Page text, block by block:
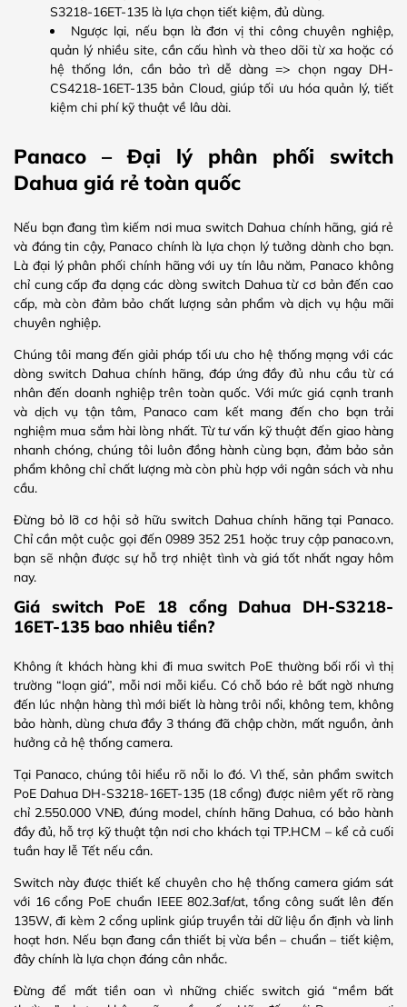
S3218-16ET-135 là lựa chọn tiết kiệm, đủ dùng.
Ngược lại, nếu bạn là đơn vị thi công chuyên nghiệp,
quản lý nhiều site, cần cấu hình và theo dõi từ xa hoặc có
hệ thống lớn, cần bảo trì dễ dàng => chọn ngay DH-
CS4218-16ET-135 bản Cloud, giúp tối ưu hóa quản lý, tiết
kiệm chi phí kỹ thuật về lâu dài.
Panaco – Đại lý phân phối switch
Dahua giá rẻ toàn quốc
Nếu bạn đang tìm kiếm nơi mua switch Dahua chính hãng, giá rẻ
và đáng tin cậy, Panaco chính là lựa chọn lý tưởng dành cho bạn.
Là đại lý phân phối chính hãng với uy tín lâu năm, Panaco không
chỉ cung cấp đa dạng các dòng switch Dahua từ cơ bản đến cao
cấp, mà còn đảm bảo chất lượng sản phẩm và dịch vụ hậu mãi
chuyên nghiệp.
Chúng tôi mang đến giải pháp tối ưu cho hệ thống mạng với các
dòng switch Dahua chính hãng, đáp ứng đầy đủ nhu cầu từ cá
nhân đến doanh nghiệp trên toàn quốc. Với mức giá cạnh tranh
và dịch vụ tận tâm, Panaco cam kết mang đến cho bạn trải
nghiệm mua sắm hài lòng nhất. Từ tư vấn kỹ thuật đến giao hàng
nhanh chóng, chúng tôi luôn đồng hành cùng bạn, đảm bảo sản
phẩm không chỉ chất lượng mà còn phù hợp với ngân sách và nhu
cầu.
Đừng bỏ lỡ cơ hội sở hữu switch Dahua chính hãng tại Panaco.
Chỉ cần một cuộc gọi đến 0989 352 251 hoặc truy cập panaco.vn,
bạn sẽ nhận được sự hỗ trợ nhiệt tình và giá tốt nhất ngay hôm
nay.
Giá switch PoE 18 cổng Dahua DH-S3218-
16ET-135 bao nhiêu tiền?
Không ít khách hàng khi đi mua switch PoE thường bối rối vì thị
trường “loạn giá”, mỗi nơi mỗi kiểu. Có chỗ báo rẻ bất ngờ nhưng
đến lúc nhận hàng thì mới biết là hàng trôi nổi, không tem, không
bảo hành, dùng chưa đầy 3 tháng đã chập chờn, mất nguồn, ảnh
hưởng cả hệ thống camera.
Tại Panaco, chúng tôi hiểu rõ nỗi lo đó. Vì thế, sản phẩm switch
PoE Dahua DH-S3218-16ET-135 (18 cổng) được niêm yết rõ ràng
chỉ 2.550.000 VNĐ, đúng model, chính hãng Dahua, có bảo hành
đầy đủ, hỗ trợ kỹ thuật tận nơi cho khách tại TP.HCM – kể cả cuối
tuần hay lễ Tết nếu cần.
Switch này được thiết kế chuyên cho hệ thống camera giám sát
với 16 cổng PoE chuẩn IEEE 802.3af/at, tổng công suất lên đến
135W, đi kèm 2 cổng uplink giúp truyền tải dữ liệu ổn định và linh
hoạt hơn. Nếu bạn đang cần thiết bị vừa bền – chuẩn – tiết kiệm,
đây chính là lựa chọn đáng cân nhắc.
Đừng để mất tiền oan vì những chiếc switch giá “mềm bất